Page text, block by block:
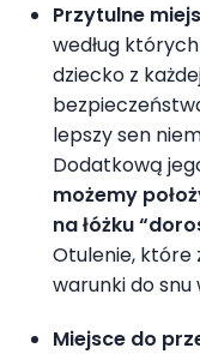
Przytulne
według
dziecko z
lepszy sen
Dodatkową
możemy
na łóżku
Otulenie, które
warunki do
Miejsce do